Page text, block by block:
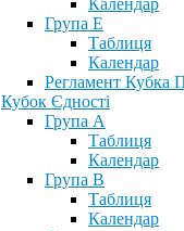
Календар
Група Е
Таблиця
Календар
Регламент Кубка
Кубок Єдності
Група А
Таблиця
Календар
Група В
Таблиця
Календар